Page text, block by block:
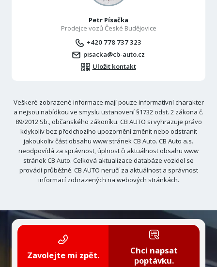
Petr Písačka
Prodejce vozů České Budějovice
+420 778 737 323
pisacka@cb-auto.cz
Uložit kontakt
Veškeré zobrazené informace mají pouze informativní charakter
a nejsou nabídkou ve smyslu ustanovení §1732 odst. 2 zákona č.
89/2012 Sb., občanského zákoníku. CB AUTO si vyhrazuje právo
kdykoliv bez předchozího upozornění změnit nebo odstranit
jakoukoliv část obsahu www stránek CB Auto. CB Auto a.s.
neodpovídá za správnost, úplnost či aktuálnost obsahu www
stránek CB Auto. Celková aktualizace databáze vozidel se
provádí průběžně. CB AUTO neručí za aktuálnost a správnost
informací zobrazených na webových stránkách.
Zavolejte mi zpět.
Chci napsat
poptávku.